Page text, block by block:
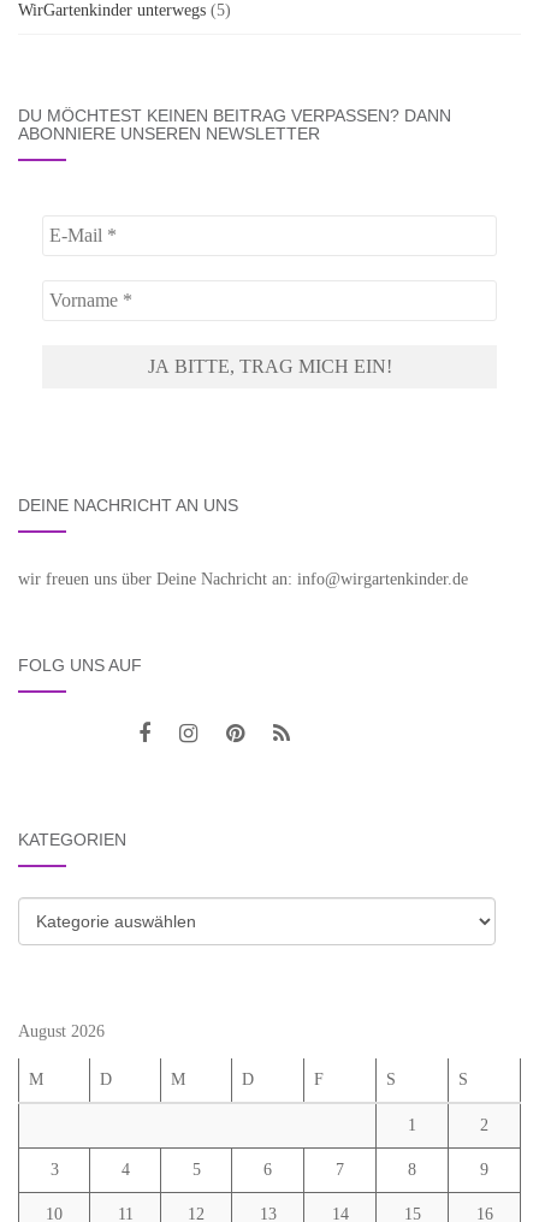
WirGartenkinder unterwegs (5)
DU MÖCHTEST KEINEN BEITRAG VERPASSEN? DANN
ABONNIERE UNSEREN NEWSLETTER
DEINE NACHRICHT AN UNS
wir freuen uns über Deine Nachricht an: info@wirgartenkinder.de
FOLG UNS AUF
KATEGORIEN
Kategorien
August 2026
M D M D F S S
1 2
3 4 5 6 7 8 9
10 11 12 13 14 15 16